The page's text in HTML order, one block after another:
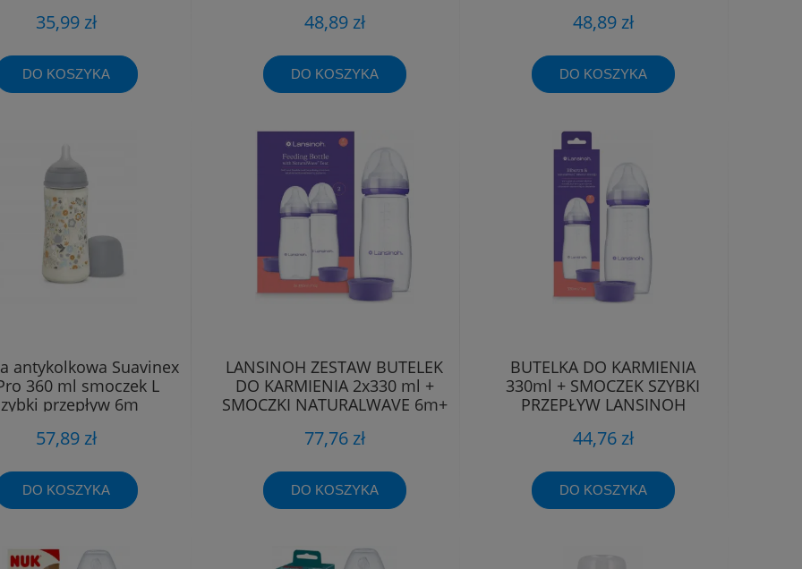
35,99 zł
DO KOSZYKA
48,89 zł
DO KOSZYKA
48,89 zł
DO KOSZYKA
antykolkowa Suavinex
360 ml smoczek L
przepływ 6m
57,89 zł
DO KOSZYKA
LANSINOH ZESTAW BUTELEK
DO KARMIENIA 2x330 ml +
SMOCZKI NATURALWAVE 6m+
77,76 zł
DO KOSZYKA
BUTELKA DO KARMIENIA
330ml + SMOCZEK SZYBKI
PRZEPŁYW LANSINOH
44,76 zł
DO KOSZYKA